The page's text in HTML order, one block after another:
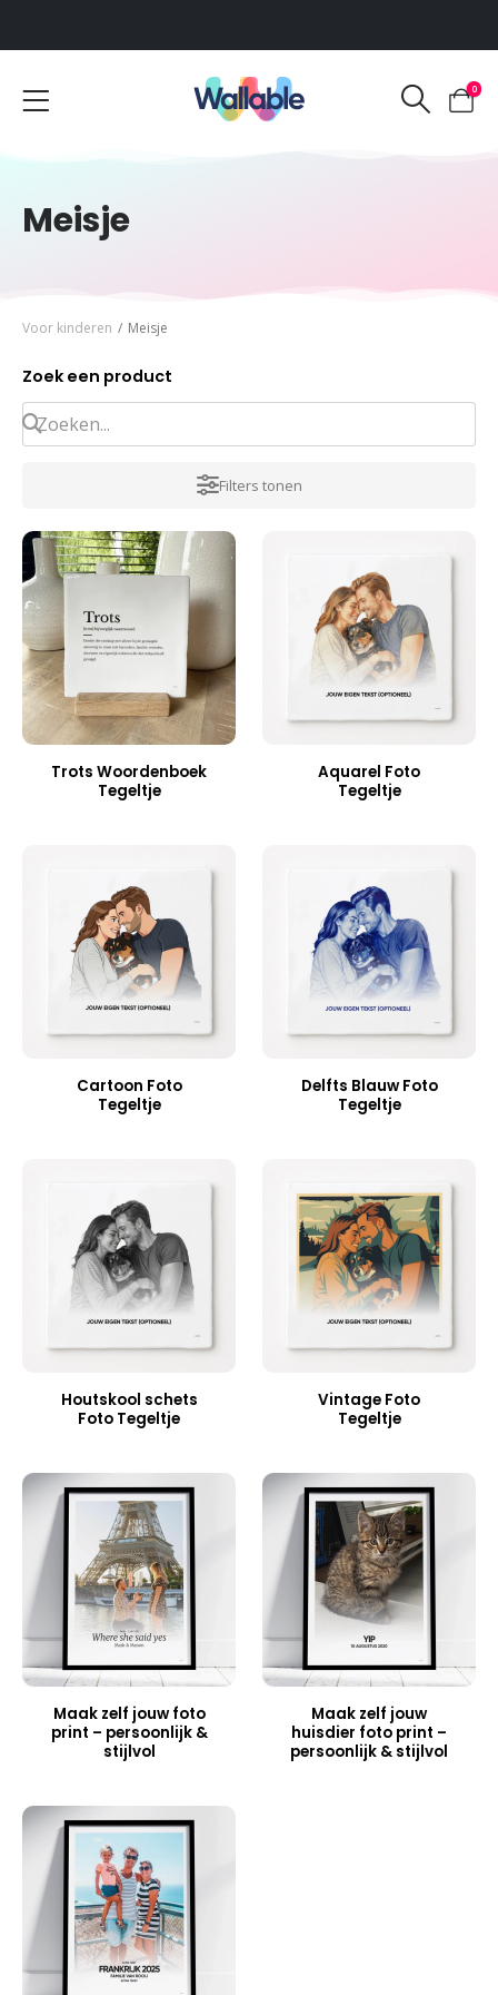
Voor 12:00 uur besteld, dezelfde werkdag verzonden
0
Meisje
Voor kinderen / Meisje
Zoek een product
Filters tonen
Trots Woordenboek
Tegeltje
Aquarel Foto
Tegeltje
Cartoon Foto
Tegeltje
Delfts Blauw Foto
Tegeltje
Houtskool schets
Foto Tegeltje
Vintage Foto
Tegeltje
Maak zelf jouw foto
print – persoonlijk &
stijlvol
Maak zelf jouw
huisdier foto print –
persoonlijk & stijlvol